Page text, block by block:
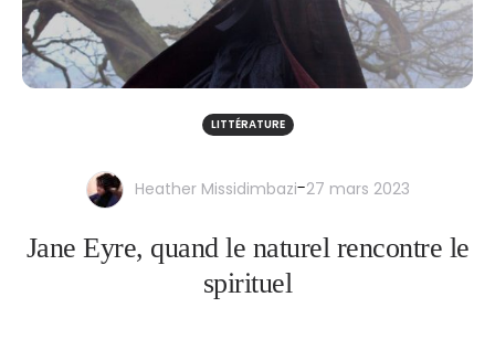
LITTÉRATURE
Heather Missidimbazi-27 mars 2023
Jane Eyre, quand le naturel rencontre le
spirituel